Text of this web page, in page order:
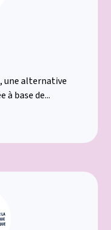
une alternative
base de...